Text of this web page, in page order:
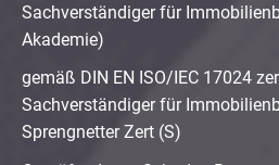
Sachverständiger für
Akademie)
gemäß DIN EN ISO/IEC 17024
Sachverständiger für
Sprengnetter Zert (S)